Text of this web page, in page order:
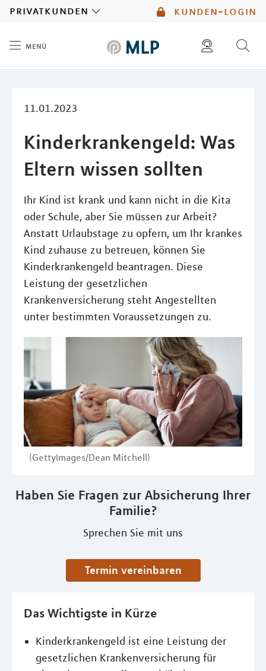
kunden-login
privatkunden
menü
11.01.2023
Kinderkrankengeld: Was
Eltern wissen sollten
Ihr Kind ist krank und kann nicht in die Kita
oder Schule, aber Sie müssen zur Arbeit?
Anstatt Urlaubstage zu opfern, um Ihr krankes
Kind zuhause zu betreuen, können Sie
Kinderkrankengeld beantragen. Diese
Leistung der gesetzlichen
Krankenversicherung steht Angestellten
unter bestimmten Voraussetzungen zu.
(GettyImages/Dean Mitchell)
Haben Sie Fragen zur Absicherung Ihrer
Familie?
Sprechen Sie mit uns
Termin vereinbaren
Das Wichtigste in Kürze
Kinderkrankengeld ist eine Leistung der
gesetzlichen Krankenversicherung für